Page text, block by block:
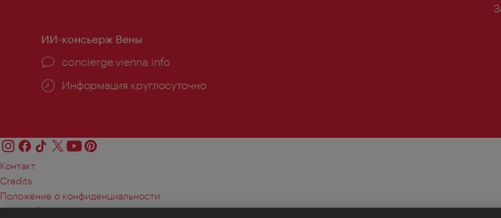
ИИ-консьерж Вены
concierge.vienna.info
Информация круглосуточно
Контакт
Credits
Положение о конфиденциальности
Terms of Use